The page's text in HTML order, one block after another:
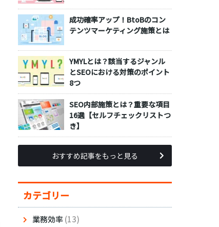
成功確率アップ！BtoBのコン
テンツマーケティング施策とは
YMYLとは？該当するジャンル
とSEOにおける対策のポイント
8つ
SEO内部施策とは？重要な項目
16選【セルフチェックリストつ
き】
おすすめ記事をもっと見る
カテゴリー
業務効率(13)